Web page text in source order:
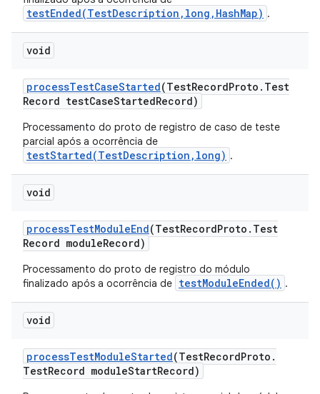
testEnded(TestDescription,long,HashMap) .
void
processTestCaseStarted(TestRecordProto . Test
Record testCaseStartedRecord)
Processamento do proto de registro de caso de teste
parcial após a ocorrência de
testStarted(TestDescription,long) .
void
processTestModuleEnd(TestRecordProto . Test
Record moduleRecord)
Processamento do proto de registro do módulo
finalizado após a ocorrência de testModuleEnded() .
void
processTestModuleStarted(TestRecordProto .
TestRecord moduleStartRecord)